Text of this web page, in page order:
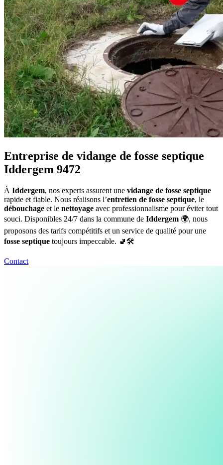
Entreprise de vidange de fosse septique
Iddergem 9472
À Iddergem, nos experts assurent une vidange de fosse septique
rapide et fiable. Nous réalisons l’entretien de fosse septique, le
débouchage et le nettoyage avec professionnalisme pour éviter tout
souci. Disponibles 24/7 dans la commune de Iddergem 🌍, nous
proposons des tarifs compétitifs et un service de qualité pour une
fosse septique toujours impeccable. 🚽🛠️
Contact